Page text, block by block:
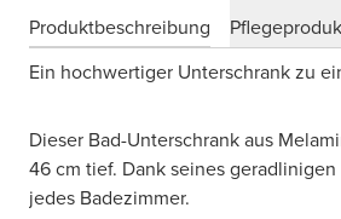
Produktbeschreibung
Ein hochwertiger Unterschrank zu
Dieser Bad-Unterschrank aus
46 cm tief. Dank seines
jedes Badezimmer.